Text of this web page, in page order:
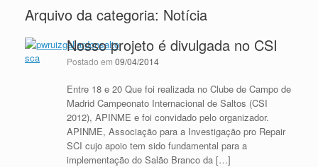
Arquivo da categoria: Notícia
Nosso projeto é divulgada no CSI
Postado em 09/04/2014
Entre 18 e 20 Que foi realizada no Clube de Campo de
Madrid Campeonato Internacional de Saltos (CSI
2012), APINME e foi convidado pelo organizador.
APINME, Associação para a Investigação pro Repair
SCI cujo apoio tem sido fundamental para a
implementação do Salão Branco da […]